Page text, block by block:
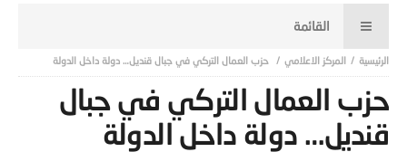
المركز الاعلامي حزب العمال التركي في جبال قنديل… دولة داخل الدولة
حزب العمال التركي في جبال
قنديل… دولة داخل الدولة